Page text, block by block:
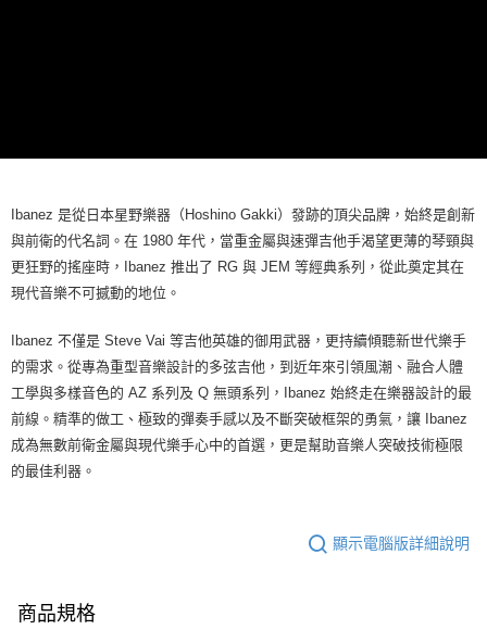
Ibanez 是從日本星野樂器（Hoshino Gakki）發跡的頂尖品牌，始終是創新
與前衛的代名詞。在 1980 年代，當重金屬與速彈吉他手渴望更薄的琴頸與
更狂野的搖座時，Ibanez 推出了 RG 與 JEM 等經典系列，從此奠定其在
現代音樂不可撼動的地位。
Ibanez 不僅是 Steve Vai 等吉他英雄的御用武器，更持續傾聽新世代樂手
的需求。從專為重型音樂設計的多弦吉他，到近年來引領風潮、融合人體
工學與多樣音色的 AZ 系列及 Q 無頭系列，Ibanez 始終走在樂器設計的最
前線。精準的做工、極致的彈奏手感以及不斷突破框架的勇氣，讓 Ibanez
成為無數前衛金屬與現代樂手心中的首選，更是幫助音樂人突破技術極限
的最佳利器。
顯示電腦版詳細說明
商品規格